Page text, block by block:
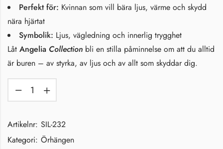
Perfekt för: Kvinnan som vill bära ljus, värme och skydd
nära hjärtat
Symbolik: Ljus, vägledning och innerlig trygghet
Låt Angelia Collection bli en stilla påminnelse om att du alltid
är buren – av styrka, av ljus och av allt som skyddar dig.
Artikelnr: SIL-232
Kategori: Örhängen